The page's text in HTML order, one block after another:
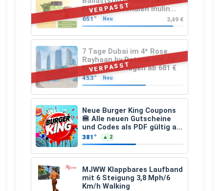
VERPASST
Flohsamenschalen Inulin
(Präbiotika) Leinsamen &
Apfelfaser)
651° Neu 3,49 €
VERPASST
7 Tage Dubai im 4* Rose
Rayhaan by Rotana mit All
Inclusive & Flügen ab 681 €
453° Neu
Neue Burger King Coupons
🍔 Alle neuen Gutscheine
und Codes als PDF gültig ab
25.07.2026 bis 04.09.2026
381° ▲ 2
MJWW Klappbares Laufband
mit 6 Steigung 3,8 Mph/6
Km/h Walking